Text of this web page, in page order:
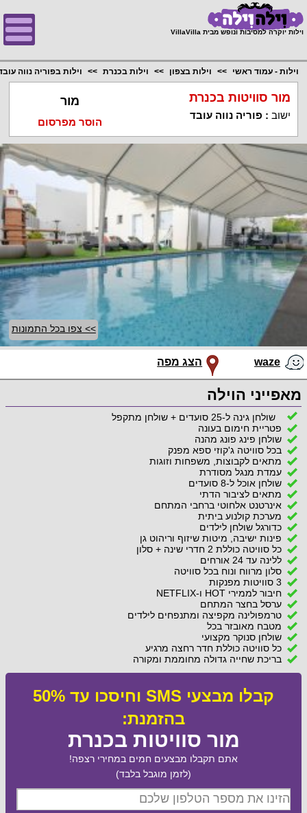
וילות יוקרה למסיבות ונופש מבית VillaVilla
וילות - עמוד ראשי וילות בצפון וילות בכנרת וילות בפוריה נווה
מור סוויטות בכנרת
ישוב : פוריה נווה עובד
מור
הוסר מפרסום
>> צפו בכל התמונות
waze הצג מפה
מאפייני הוילה
שולחן גינה ל-25 סועדים + שולחן מתקפל
פטריית חימום בעונה
שולחן פינג פונג מהנה
בכל סוויטה ג'קוזי ספא מפנק
מתאים לקבוצות, משפחות וזוגות
עמדת מנגל מסודרת
שולחן אוכל ל-8 סועדים
מתאים לציבור הדתי
אינרטנט אלחוטי ברחבי המתחם
מערכת קולנוע ביתית
כדורגל שולחן לילדים
פינות ישיבה, מיטות שיזוף וריהוט גן
כל סוויטה כוללת 2 חדרי שינה + סלון
ללינה עד 24 אורחים
סלון מרווח ונוח בכל סוויטה
3 סוויטות מפנקות
חיבור לממירי HOT ו-NETFLIX
ערסל בחצר המתחם
טרמפולינה מקפיצה ומתנפחים לילדים
מטבח מאובזר בכל
שולחן סנוקר מקצועי
כל סוויטה כוללת חדר רחצה מרגיע
בריכת שחייה גדולה מחוממת ומקורה
קבלו מבצעי SMS וחיסכו עד 50%
בהזמנת:
מור סוויטות בכנרת
אתם תקבלו מבצעים חמים במחירי רצפה!
(לזמן מוגבל בלבד)